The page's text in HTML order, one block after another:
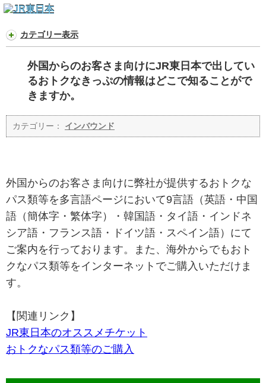
カテゴリー表示
外国からのお客さま向けにJR東日本で出してい
るおトクなきっぷの情報はどこで知ることがで
きますか。
カテゴリー： インバウンド
外国からのお客さま向けに弊社が提供するおトクな
パス類等を多言語ページにおいて9言語（英語・中国
語（簡体字・繁体字）・韓国語・タイ語・インドネ
シア語・フランス語・ドイツ語・スペイン語）にて
ご案内を行っております。また、海外からでもおト
クなパス類等をインターネットでご購入いただけま
す。
【関連リンク】
JR東日本のオススメチケット
おトクなパス類等のご購入